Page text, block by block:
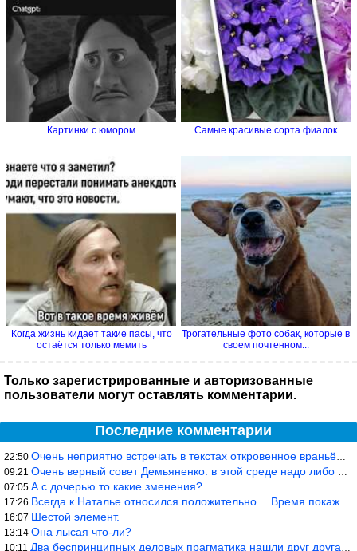
Картинки с юмором Самые красивые сорта фиалок
Когда жизнь кидает такие пасы, что
остаётся только мемить
Трогательные фото собак, которые в
своем почтенном...
Только зарегистрированные и авторизованные
пользователи могут оставлять комментарии.
Последние комментарии
22:50 Очень неприятно встречать в текстах откровенное враньё… Конкретн
09:21 Очень верный совет Демьяненко: в этой среде надо либо иметь зубы
07:05 А с дочерью то какие зменения?
17:26 Всегда к Наталье относился положительно… Время покажет, что буде
16:07 Шестой элемент.
13:14 Она лысая что-ли?
10:11 Два беспринципных деловых прагматика нашли друг друга и «остепен